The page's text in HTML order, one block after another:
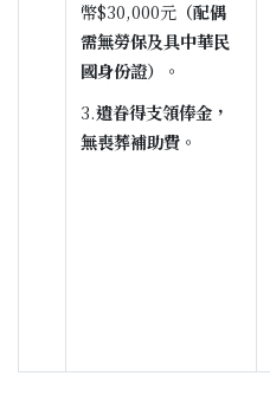
幣$30,000元 （配偶
需無勞保及具中華民
國身份證）
。
3.遺眷得支領俸金，
無喪葬補助費 。